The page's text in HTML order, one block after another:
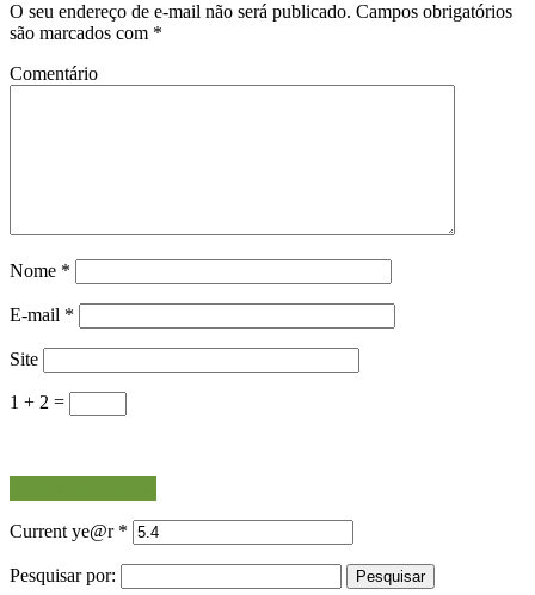
O seu endereço de e-mail não será publicado. Campos obrigatórios
são marcados com *
Comentário
Nome *
E-mail *
Site
1 + 2 =
Current ye@r *
Pesquisar por: